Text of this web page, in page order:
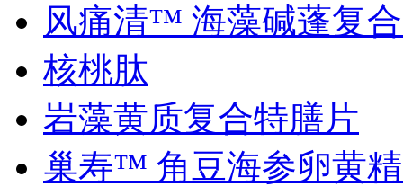
风痛清™ 海藻碱蓬复
核桃肽
岩藻黄质复合特膳片
巢寿™ 角豆海参卵黄